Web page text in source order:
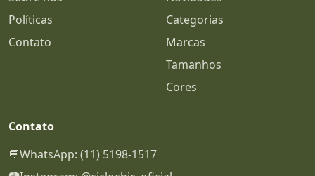
Políticas
Contato
Categorias
Marcas
Tamanhos
Cores
Contato
💬WhatsApp: (11) 5198-1517